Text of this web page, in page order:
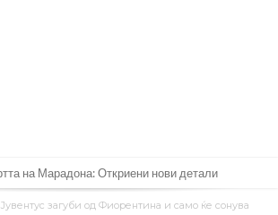
на Марадона: Откриени нови детали
обвинет за напад во ноќен клуб – ќе
Јувентус загуби од Фиорентина и само ќе сонува